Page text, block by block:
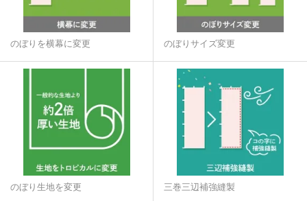
のぼりを横幕に変更 のぼりサイズ変更
のぼり生地を変更 三巻三辺補強縫製